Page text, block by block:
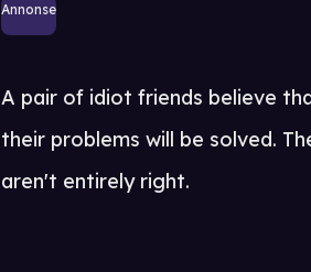
Annonse
A pair of idiot friends believe
their problems will be solved.
aren't entirely right.